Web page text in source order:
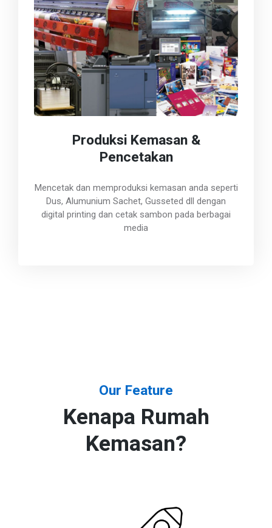
Produksi Kemasan &
Pencetakan
Mencetak dan memproduksi kemasan anda seperti
Dus, Alumunium Sachet, Gusseted dll dengan
digital printing dan cetak sambon pada berbagai
media
Our Feature
Kenapa Rumah
Kemasan?